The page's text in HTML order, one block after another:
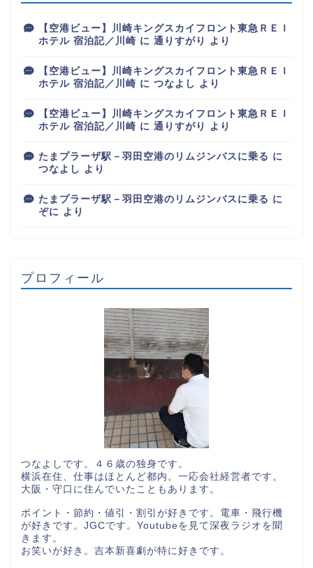
【空港ビュー】川崎キングスカイフロント東急ＲＥＩ
ホテル 宿泊記／川崎 に 通りすがり より
【空港ビュー】川崎キングスカイフロント東急ＲＥＩ
ホテル 宿泊記／川崎 に つなよし より
【空港ビュー】川崎キングスカイフロント東急ＲＥＩ
ホテル 宿泊記／川崎 に 通りすがり より
たまプラーザ駅－羽田空港のリムジンバスに乗る に
つなよし より
たまプラーザ駅－羽田空港のリムジンバスに乗る に
ぞに より
プロフィール
つなよしです。４６歳の独身です。
横浜在住、仕事はほとんど都内。一応会社経営者です。
大阪・守口に住んでいたこともあります。
ポイント・節約・値引・割引が好きです。電車・飛行機
が好きです。JGCです。Youtubeを見て深夜ラジオを聞
きます。
お笑いが好き。吉本新喜劇が特に好きです。